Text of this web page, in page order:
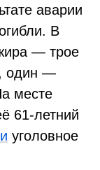
аварии
В
— трое
один —
месте
61-летний
уголовное